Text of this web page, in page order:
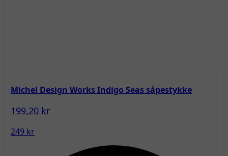
Michel Design Works Indigo Seas såpestykke
199,20 kr
249 kr